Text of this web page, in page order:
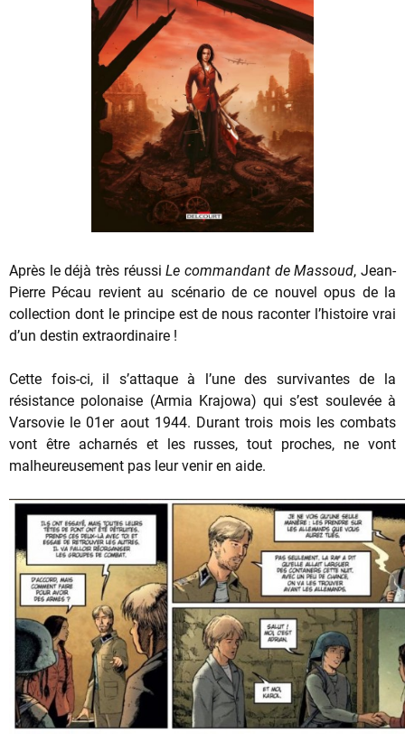
Après le déjà très réussiLe commandant de Massoud, Jean-
Pierre Pécau revient au scénario de ce nouvel opus de la
collection dont le principe est de nous raconter l’histoire vrai
d’un destin extraordinaire !
Cette fois-ci, il s’attaque à l’une des survivantes de la
résistance polonaise (Armia Krajowa) qui s’est soulevée à
Varsovie le 01er aout 1944. Durant trois mois les combats
vont être acharnés et les russes, tout proches, ne vont
malheureusement pas leur venir en aide.